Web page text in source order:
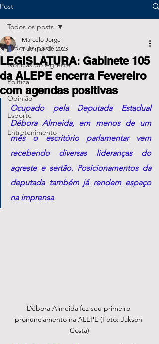
Post
Todos os posts
Notícias do Agreste
Política
Opinião
Esporte
Entretenimento
Todos os posts
LEGISLATURA: Gabinete 105
da ALEPE encerra Fevereiro
com agendas positivas
Marcelo Jorge
1 de mar. de 2023
Ocupado pela Deputada Estadual
Débora Almeida, em menos de um
mês o escritório parlamentar vem
recebendo diversas lideranças do
agreste e sertão. Posicionamentos da
deputada também já rendem espaço
na imprensa
Débora Almeida fez seu primeiro
pronunciamento na ALEPE (Foto: Jakson
Costa)